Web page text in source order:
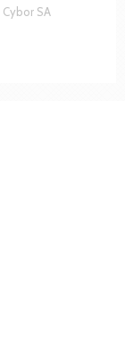
Cybor SA